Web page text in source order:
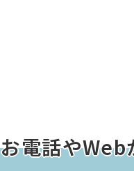
お電話やWeb